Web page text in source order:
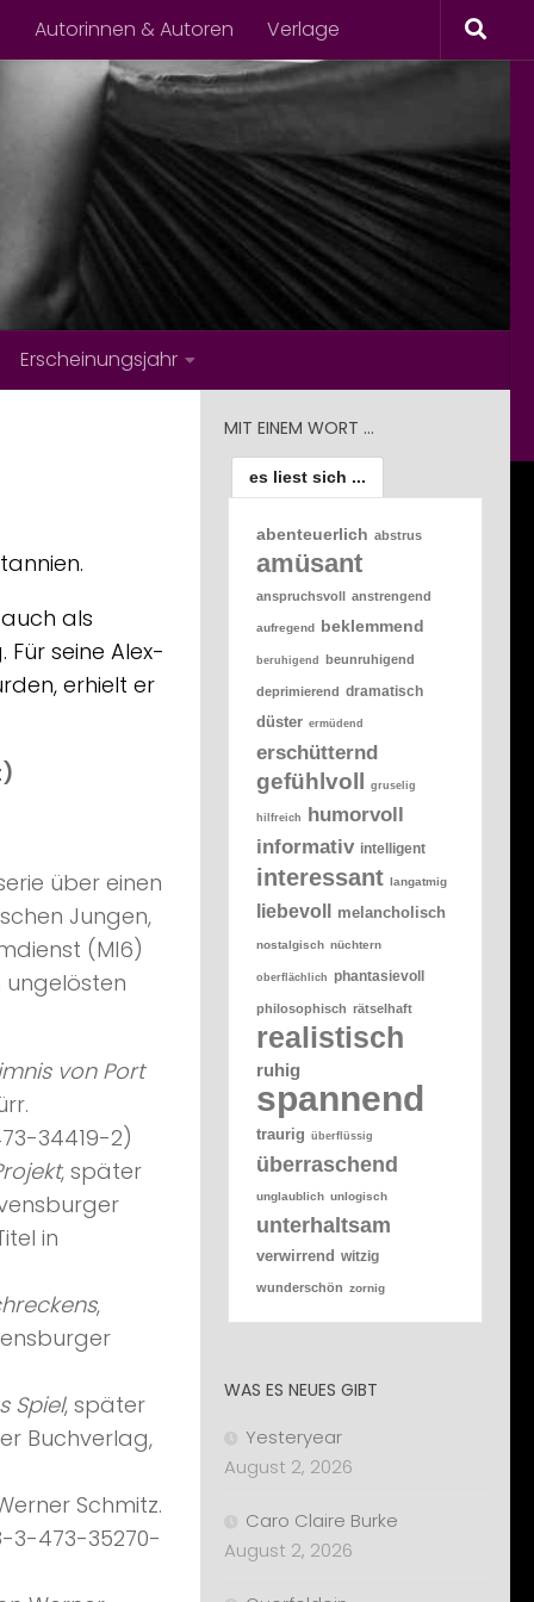
Autorinnen & Autoren Verlage
Erscheinungsjahr
als
seine Alex-
erhielt er
über einen
Jungen,
(MI6)
ungelösten
von Port
34419-2)
, später
in
,
Spiel, später
Buchverlag,
Schmitz.
3-473-35270-
MIT EINEM WORT …
es liest sich ...
abenteuerlich abstrus
amüsant
anspruchsvoll anstrengend
aufregend beklemmend
beruhigend beunruhigend
deprimierend dramatisch
düster ermüdend
erschütternd
gefühlvoll gruselig
hilfreich
humorvoll
informativ intelligent
interessant langatmig
liebevoll melancholisch
nostalgisch nüchtern
oberflächlich phantasievoll
philosophisch rätselhaft
realistisch
ruhig
spannend
traurig überflüssig
überraschend
unglaublich unlogisch
unterhaltsam
verwirrend witzig
wunderschön zornig
WAS ES NEUES GIBT
Yesteryear
August 2, 2026
Caro Claire Burke
August 2, 2026